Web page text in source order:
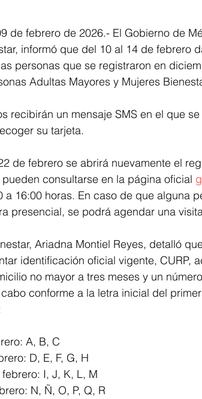
de febrero de 2026.- El Gobierno de
informó que del 10 al 14 de febrero
personas que se registraron en
Adultas Mayores y Mujeres
recibirán un mensaje SMS en el que
su tarjeta.
de febrero se abrirá nuevamente el
consultarse en la página oficial
a 16:00 horas. En caso de que alguna
presencial, se podrá agendar una
Ariadna Montiel Reyes, detalló
identificación oficial vigente, CURP,
no mayor a tres meses y un
conforme a la letra inicial del
A, B, C
D, E, F, G, H
I, J, K, L, M
N, Ñ, O, P, Q, R